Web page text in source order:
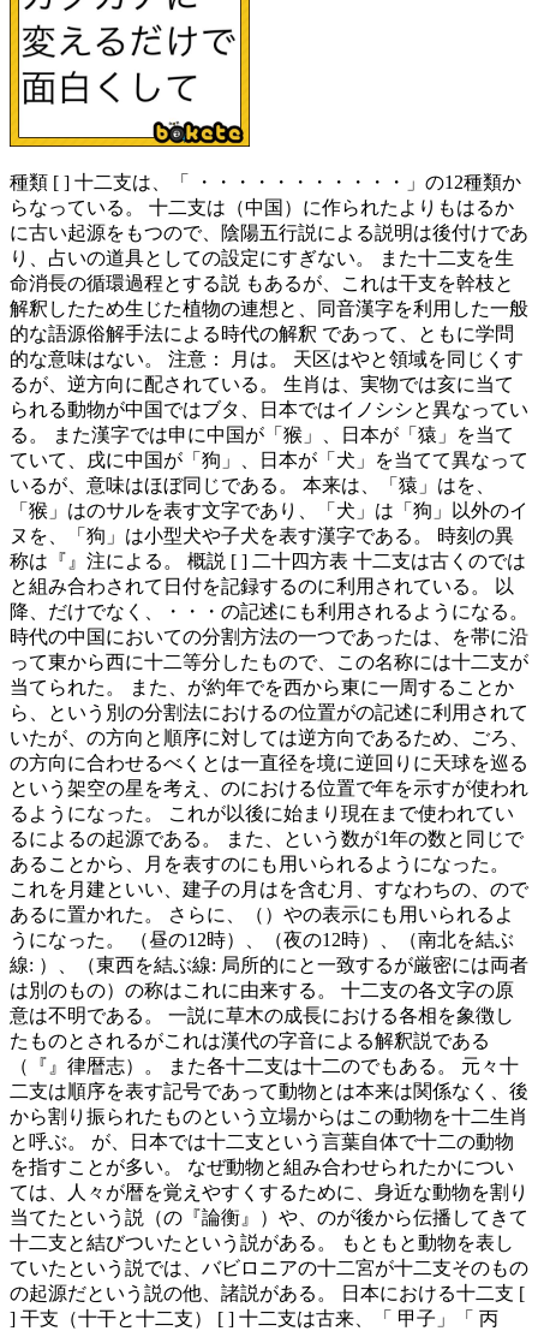
種類 [ ] 十二支は、「 ・・・・・・・・・・・」の12種類か
らなっている。 十二支は（中国）に作られたよりもはるか
に古い起源をもつので、陰陽五行説による説明は後付けであ
り、占いの道具としての設定にすぎない。 また十二支を生
命消長の循環過程とする説 もあるが、これは干支を幹枝と
解釈したため生じた植物の連想と、同音漢字を利用した一般
的な語源俗解手法による時代の解釈 であって、ともに学問
的な意味はない。 注意： 月は。 天区はやと領域を同じくす
るが、逆方向に配されている。 生肖は、実物では亥に当て
られる動物が中国ではブタ、日本ではイノシシと異なってい
る。 また漢字では申に中国が「猴」、日本が「猿」を当て
ていて、戌に中国が「狗」、日本が「犬」を当てて異なって
いるが、意味はほぼ同じである。 本来は、「猿」はを、
「猴」はのサルを表す文字であり、「犬」は「狗」以外のイ
ヌを、「狗」は小型犬や子犬を表す漢字である。 時刻の異
称は『』注による。 概説 [ ] 二十四方表 十二支は古くのでは
と組み合わされて日付を記録するのに利用されている。 以
降、だけでなく、・・・の記述にも利用されるようになる。
時代の中国においての分割方法の一つであったは、を帯に沿
って東から西に十二等分したもので、この名称には十二支が
当てられた。 また、が約年でを西から東に一周することか
ら、という別の分割法におけるの位置がの記述に利用されて
いたが、の方向と順序に対しては逆方向であるため、ごろ、
の方向に合わせるべくとは一直径を境に逆回りに天球を巡る
という架空の星を考え、のにおける位置で年を示すが使われ
るようになった。 これが以後に始まり現在まで使われてい
るによるの起源である。 また、という数が1年の数と同じで
あることから、月を表すのにも用いられるようになった。
これを月建といい、建子の月はを含む月、すなわちの、ので
あるに置かれた。 さらに、（）やの表示にも用いられるよ
うになった。 （昼の12時）、（夜の12時）、（南北を結ぶ
線: ）、（東西を結ぶ線: 局所的にと一致するが厳密には両者
は別のもの）の称はこれに由来する。 十二支の各文字の原
意は不明である。 一説に草木の成長における各相を象徴し
たものとされるがこれは漢代の字音による解釈説である
（『』律暦志）。 また各十二支は十二のでもある。 元々十
二支は順序を表す記号であって動物とは本来は関係なく、後
から割り振られたものという立場からはこの動物を十二生肖
と呼ぶ。 が、日本では十二支という言葉自体で十二の動物
を指すことが多い。 なぜ動物と組み合わせられたかについ
ては、人々が暦を覚えやすくするために、身近な動物を割り
当てたという説（の『論衡』）や、のが後から伝播してきて
十二支と結びついたという説がある。 もともと動物を表し
ていたという説では、バビロニアの十二宮が十二支そのもの
の起源だという説の他、諸説がある。 日本における十二支 [
] 干支（十干と十二支） [ ] 十二支は古来、「 甲子」「 丙